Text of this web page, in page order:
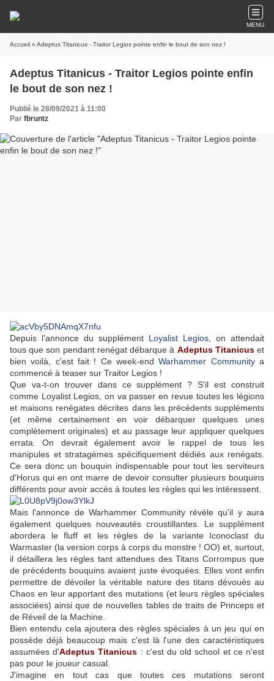
MENU
Accueil » Adeptus Titanicus - Traitor Legios pointe enfin le bout de son nez !
Adeptus Titanicus - Traitor Legios pointe enfin
le bout de son nez !
Publié le 28/09/2021 à 11:00
Par fbruntz
Depuis l'annonce du supplément Loyalist Legios , on attendait
tous que son pendant renégat débarque à Adeptus Titanicuset
bien voilà, c'est fait ! Ce week-endWarhammer Communitya
commencé à teaser sur Traitor Legios !
Que va-t-on trouver dans ce supplément ? S'il est construit
comme Loyalist Legios, on va passer en revue toutes les légions
et maisons renégates décrites dans les précédents suppléments
(et même certainement en voir débarquer quelques unes
complètement originales) et au passage leur appliquer quelques
errata. On devrait également avoir le rappel de tous les
manipules et stratagèmes spécifiquement dédiés aux renégats.
Ce sera donc un bouquin indispensable pour tout les serviteurs
d'Horus qui en ont marre de devoir consulter plusieurs bouquins
différents pour avoir accès à toutes les règles qui les intéressent.
Mais l'annonce de Warhammer Community révèle qu'il y aura
également quelques nouveautés croustillantes. Le supplément
abordera le fluff et les règles de la variante Iconoclast du
Warmaster (la version corps à corps du monstre ! OO) et, surtout,
il détaillera les règles tant attendues des Titans Corrompus que
de précédents bouquins avaient juste évoquées. Elles vont enfin
permettre de dévoiler la véritable nature des titans dévoués au
Chaos en leur apportant des mutations (et leurs règles spéciales
associées) ainsi que de nouvelles tables de traits de Princeps et
de Réveil de la Machine.
Bien entendu cela ajoutera des règles spéciales à un jeu qui en
possède déjà beaucoup mais c'est là l'une des caractéristiques
assumées d'Adeptus Titanicus : c'est du old school et ce n'est
pas pour le joueur casual.
J'imagine en tout cas que toutes ces mutations seront